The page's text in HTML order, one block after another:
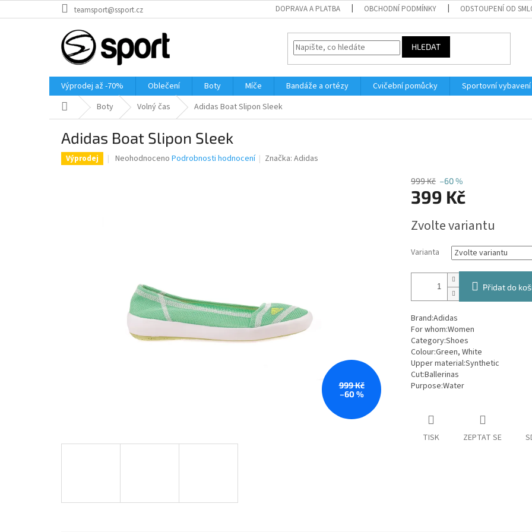
na
teamsport@ssport.cz DOPRAVA A PLATBA OBCHODNÍ PODMÍNKY ODSTOUPENÍ OD
HLEDAT
Výprodej až -70% Oblečení Boty Míče Bandáže a ortézy Cvičební pomůcky Sportovní vybavení
Domů Boty Volný čas Adidas Boat Slipon Sleek
Adidas Boat Slipon Sleek
Výprodej
Průměrné
Neohodnoceno Podrobnosti hodnocení Značka:Adidas
999 Kč
–60 %
999 Kč –60 %
399 Kč
cena:
Zvolte variantu
Varianta
Přidat do
Brand:Adidas
For whom:Women
Category:Shoes
Colour:Green, White
Upper material:Synthetic
Cut:Ballerinas
Purpose:Water
TISK ZEPTAT SE